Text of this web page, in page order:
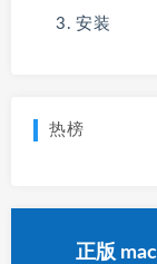
安装
热榜
正版